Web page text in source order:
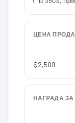
ЦЕНА
$2,500
НАГРАДА